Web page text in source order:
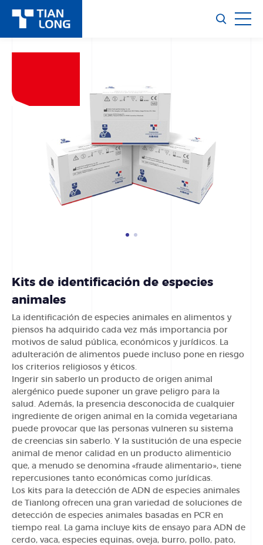
Kits de identificación de especies
animales
La identificación de especies animales en alimentos y
piensos ha adquirido cada vez más importancia por
motivos de salud pública, económicos y jurídicos. La
adulteración de alimentos puede incluso pone en riesgo
los criterios religiosos y éticos.
Ingerir sin saberlo un producto de origen animal
alergénico puede suponer un grave peligro para la
salud. Además, la presencia desconocida de cualquier
ingrediente de origen animal en la comida vegetariana
puede provocar que las personas vulneren su sistema
de creencias sin saberlo. Y la sustitución de una especie
animal de menor calidad en un producto alimenticio
que, a menudo se denomina «fraude alimentario», tiene
repercusiones tanto económicas como jurídicas.
Los kits para la detección de ADN de especies animales
de Tianlong ofrecen una gran variedad de soluciones de
detección de especies animales basadas en PCR en
tiempo real. La gama incluye kits de ensayo para ADN de
cerdo, vaca, especies equinas, oveja, burro, pollo, pato,